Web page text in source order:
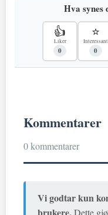
Hva synes
👍
Liker
0
⭐
Interessant
0
Kommentarer
0 kommentarer
Vi godtar kun
Dette